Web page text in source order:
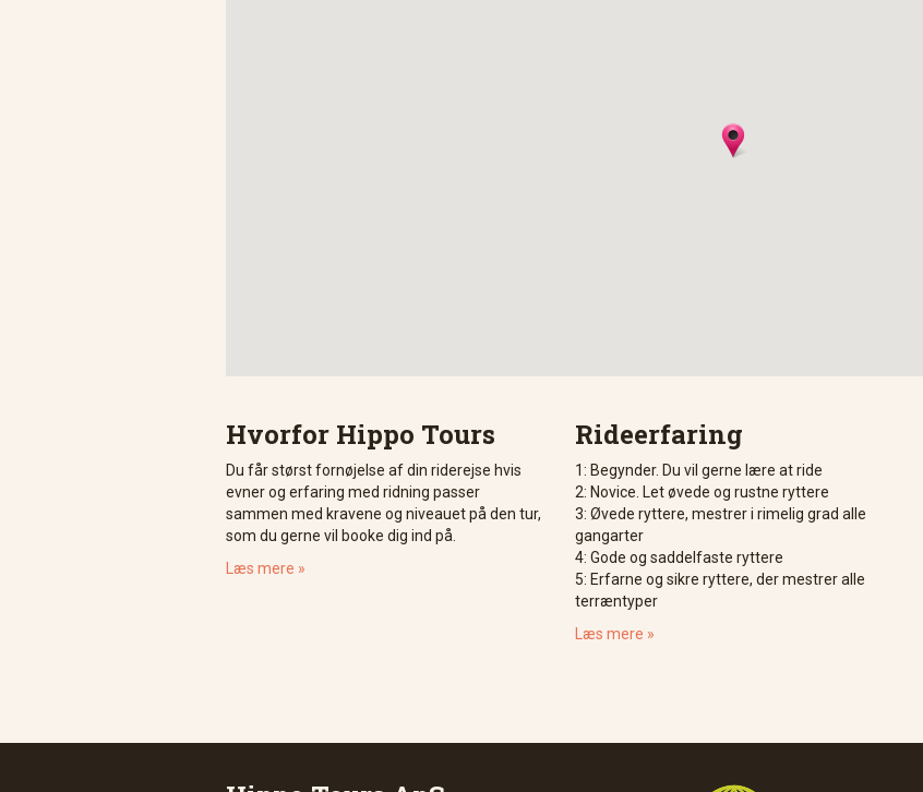
Hvorfor Hippo Tours
Du får størst fornøjelse af din riderejse hvis
evner og erfaring med ridning passer
sammen med kravene og niveauet på den tur,
som du gerne vil booke dig ind på.
Læs mere »
Rideerfaring
1: Begynder. Du vil gerne lære at ride
2: Novice. Let øvede og rustne ryttere
3: Øvede ryttere, mestrer i rimelig grad alle
gangarter
4: Gode og saddelfaste ryttere
5: Erfarne og sikre ryttere, der mestrer alle
terræntyper
Læs mere »